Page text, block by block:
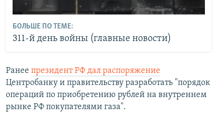
БОЛЬШЕ ПО ТЕМЕ:
311-й день войны (главные новости)
Ранее президент РФ дал распоряжение
Центробанку и правительству разработать "порядок
операций по приобретению рублей на внутреннем
рынке РФ покупателями газа".